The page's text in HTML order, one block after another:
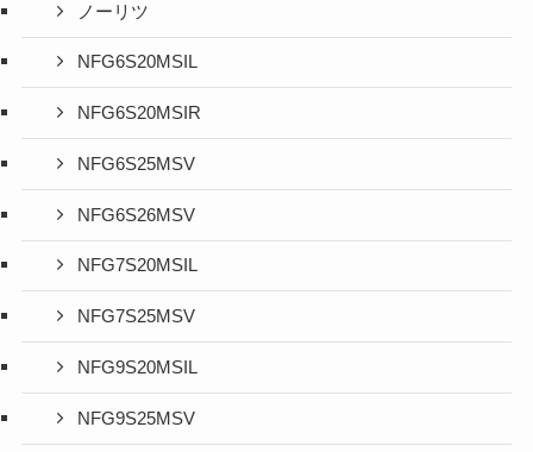
ノーリツ
NFG6S20MSIL
NFG6S20MSIR
NFG6S25MSV
NFG6S26MSV
NFG7S20MSIL
NFG7S25MSV
NFG9S20MSIL
NFG9S25MSV